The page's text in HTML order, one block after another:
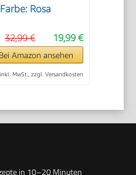
Rosa
19,99 €
32,99 €
Amazon ansehen
MwSt., zzgl. Versandkosten
in 10–20 Minuten